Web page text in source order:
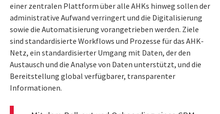
einer zentralen Plattform über alle AHKs hinweg sollen der
administrative Aufwand verringert und die Digitalisierung
sowie die Automatisierung vorangetrieben werden. Ziele
sind standardisierte Workflows und Prozesse für das AHK-
Netz, ein standardisierter Umgang mit Daten, der den
Austausch und die Analyse von Daten unterstützt, und die
Bereitstellung global verfügbarer, transparenter
Informationen.